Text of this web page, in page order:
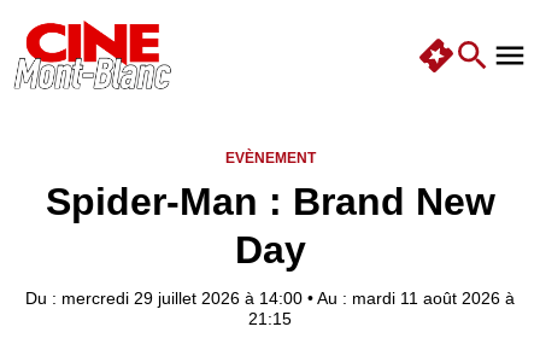
EVÈNEMENT
Spider-Man : Brand New
Day
Du : mercredi 29 juillet 2026 à 14:00 •Au : mardi 11 août 2026 à
21:15